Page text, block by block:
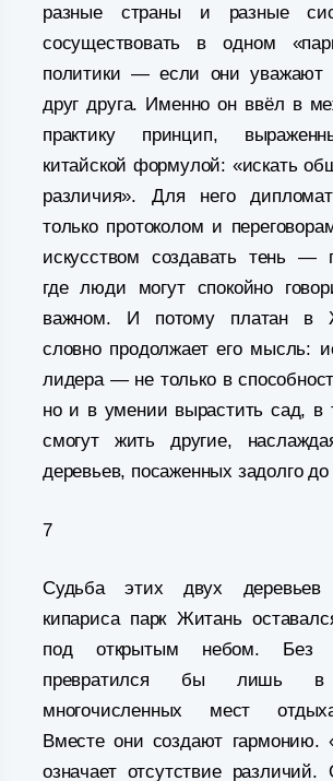
разные страны и разные
сосуществовать в одном
политики — если они уважают
друг друга. Именно он ввёл в
практику принцип,
китайской формулой: «искать
различия». Для него
только протоколом и
искусством создавать тень —
где люди могут спокойно
важном. И потому платан в
словно продолжает его мысль:
лидера — не только в
но и в умении вырастить сад, в
смогут жить другие,
деревьев, посаженных задолго до
7
Судьба этих двух
кипариса парк Житань
под открытым небом. Без
превратился бы лишь
многочисленных мест
Вместе они создают гармонию.
означает отсутствие различий.